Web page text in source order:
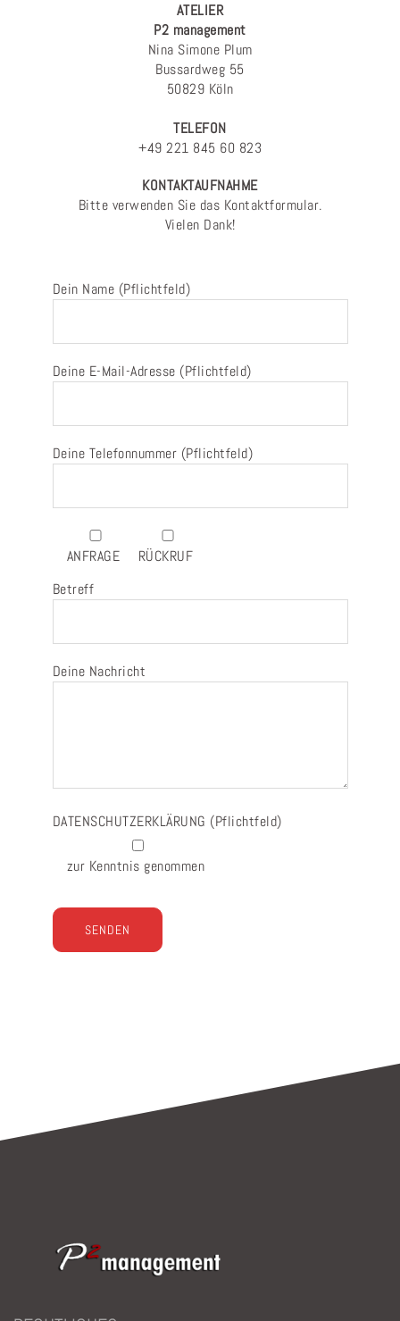
ATELIER
P2 management
Nina Simone Plum
Bussardweg 55
50829 Köln
TELEFON
+49 221 845 60 823
KONTAKTAUFNAHME
Bitte verwenden Sie das Kontaktformular.
Vielen Dank!
Dein Name (Pflichtfeld)
Deine E-Mail-Adresse (Pflichtfeld)
Deine Telefonnummer (Pflichtfeld)
ANFRAGE
RÜCKRUF
Betreff
Deine Nachricht
DATENSCHUTZERKLÄRUNG (Pflichtfeld)
zur Kenntnis genommen